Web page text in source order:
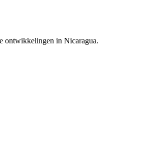
ontwikkelingen in Nicaragua.